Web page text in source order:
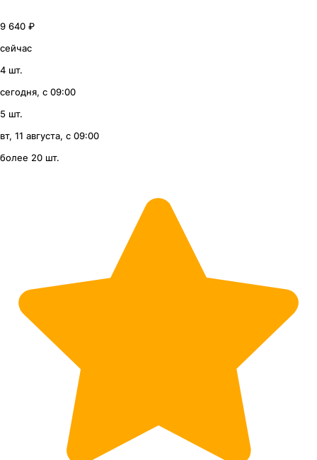
9 640 ₽
сейчас
4 шт.
сегодня, с 09:00
5 шт.
вт, 11 августа, с 09:00
более 20 шт.